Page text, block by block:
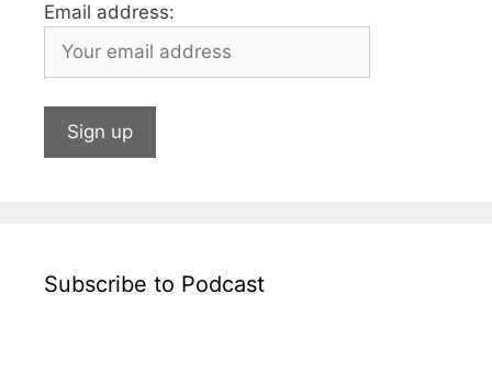
Email address:
Subscribe to Podcast